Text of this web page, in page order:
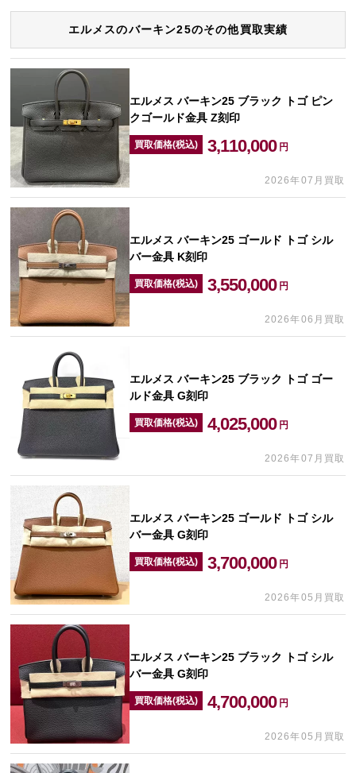
エルメスのバーキン25のその他買取実績
エルメス バーキン25 ブラック トゴ ピン
クゴールド金具 Z刻印
買取価格(税込) 3,110,000 円
2026年07月買取
エルメス バーキン25 ゴールド トゴ シル
バー金具 K刻印
買取価格(税込) 3,550,000 円
2026年06月買取
エルメス バーキン25 ブラック トゴ ゴー
ルド金具 G刻印
買取価格(税込) 4,025,000 円
2026年07月買取
エルメス バーキン25 ゴールド トゴ シル
バー金具 G刻印
買取価格(税込) 3,700,000 円
2026年05月買取
エルメス バーキン25 ブラック トゴ シル
バー金具 G刻印
買取価格(税込) 4,700,000 円
2026年05月買取